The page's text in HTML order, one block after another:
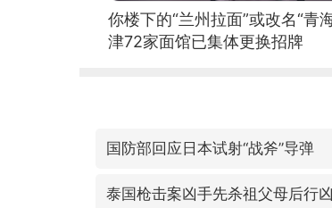
你楼下的“兰州拉面”或改名“青
津72家面馆已集体更换招牌
国防部回应日本试射“战斧”导弹
泰国枪击案凶手先杀祖父母后行凶